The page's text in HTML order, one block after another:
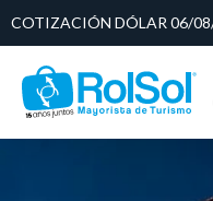
COTIZACIÓN DÓLAR 06/